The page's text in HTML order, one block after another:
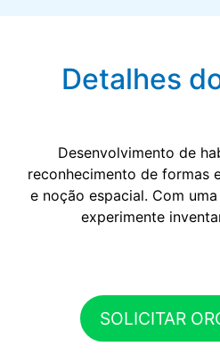
Detalhes
Desenvolvimento de
reconhecimento de formas
e noção espacial. Com
experimente
SOLICITAR